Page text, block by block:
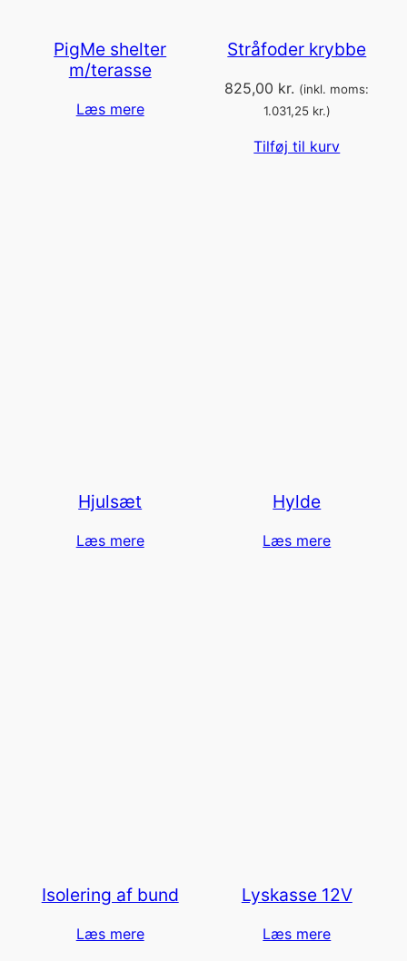
PigMe shelter
m/terasse
Læs mere
Stråfoder krybbe
825,00 kr. (inkl. moms:
1.031,25 kr.)
Tilføj til kurv
Hjulsæt
Læs mere
Hylde
Læs mere
Isolering af bund
Læs mere
Lyskasse 12V
Læs mere